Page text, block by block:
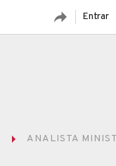
Entrar
ANALISTA